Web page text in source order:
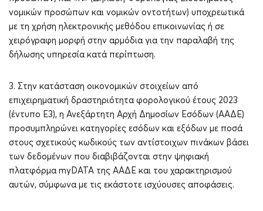
νομικών προσώπων και νομικών οντοτήτων) υποχρεωτικά
με τη χρήση ηλεκτρονικής μεθόδου επικοινωνίας ή σε
χειρόγραφη μορφή στην αρμόδια για την παραλαβή της
δήλωσης υπηρεσία κατά περίπτωση.
3. Στην κατάσταση οικονομικών στοιχείων από
επιχειρηματική δραστηριότητα φορολογικού έτους 2023
(έντυπο Ε3), η Ανεξάρτητη Αρχή Δημοσίων Εσόδων (ΑΑΔΕ)
προσυμπληρώνει κατηγορίες εσόδων και εξόδων με ποσά
στους σχετικούς κωδικούς των αντίστοιχων πινάκων βάσει
των δεδομένων που διαβιβάζονται στην ψηφιακή
πλατφόρμα myDΑΤΑ της ΑΑΔΕ και του χαρακτηρισμού
αυτών, σύμφωνα με τις εκάστοτε ισχύουσες αποφάσεις.